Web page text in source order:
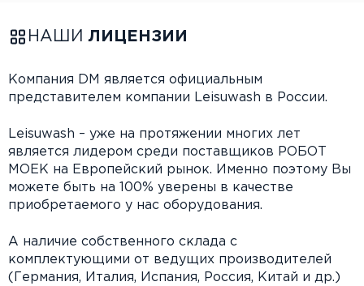
НАШИ ЛИЦЕНЗИИ
Компания DM является официальным
представителем компании Leisuwash в России.
Leisuwash – уже на протяжении многих лет
является лидером среди поставщиков РОБОТ
МОЕК на Европейский рынок. Именно поэтому Вы
можете быть на 100% уверены в качестве
приобретаемого у нас оборудования.
А наличие собственного склада с
комплектующими от ведущих производителей
(Германия, Италия, Испания, Россия, Китай и др.)